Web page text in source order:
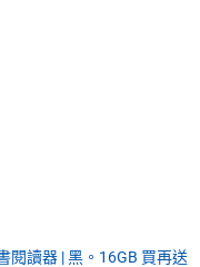
閱讀器 | 黑。16GB 買再送